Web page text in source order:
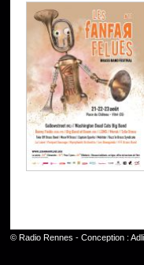
© Radio Rennes - Conception :